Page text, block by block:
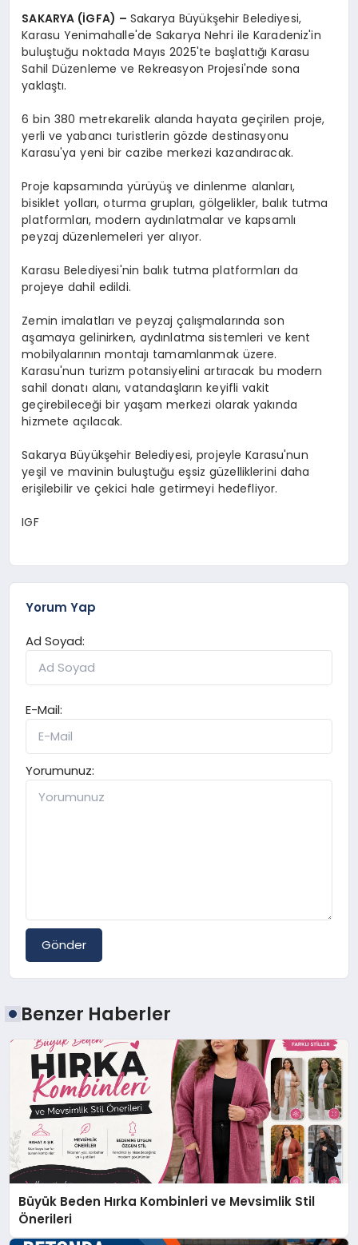
SAKARYA (İGFA) –Sakarya Büyükşehir Belediyesi,
Karasu Yenimahalle'de Sakarya Nehri ile Karadeniz'in
buluştuğu noktada Mayıs 2025'te başlattığı Karasu
Sahil Düzenleme ve Rekreasyon Projesi'nde sona
yaklaştı.
6 bin 380 metrekarelik alanda hayata geçirilen proje,
yerli ve yabancı turistlerin gözde destinasyonu
Karasu'ya yeni bir cazibe merkezi kazandıracak.
Proje kapsamında yürüyüş ve dinlenme alanları,
bisiklet yolları, oturma grupları, gölgelikler, balık tutma
platformları, modern aydınlatmalar ve kapsamlı
peyzaj düzenlemeleri yer alıyor.
Karasu Belediyesi'nin balık tutma platformları da
projeye dahil edildi.
Zemin imalatları ve peyzaj çalışmalarında son
aşamaya gelinirken, aydınlatma sistemleri ve kent
mobilyalarının montajı tamamlanmak üzere.
Karasu'nun turizm potansiyelini artıracak bu modern
sahil donatı alanı, vatandaşların keyifli vakit
geçirebileceği bir yaşam merkezi olarak yakında
hizmete açılacak.
Sakarya Büyükşehir Belediyesi, projeyle Karasu'nun
yeşil ve mavinin buluştuğu eşsiz güzelliklerini daha
erişilebilir ve çekici hale getirmeyi hedefliyor.
IGF
Yorum Yap
Ad Soyad:
E-Mail:
Yorumunuz:
Gönder
Benzer Haberler
Büyük Beden Hırka Kombinleri ve Mevsimlik Stil
Önerileri